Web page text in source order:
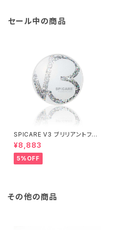
セール中の商品
SPICARE V3 ブリリアントファ
ンデーション 15g
¥8,883
5%OFF
その他の商品